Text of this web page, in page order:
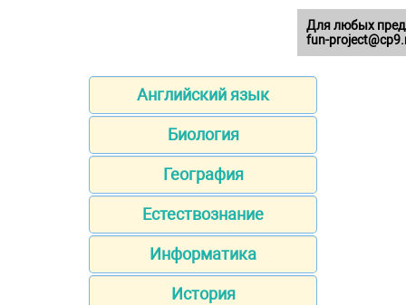
Английский язык
Биология
География
Естествознание
Информатика
История
Для любых
fun-